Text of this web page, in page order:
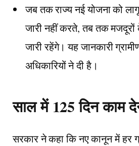
जब तक राज्य नई योजना को
जारी नहीं करते, तब तक मजदूरों
जारी रहेंगे। यह जानकारी
अधिकारियों ने दी है।
साल में 125 दिन काम
सरकार ने कहा कि नए कानून में हर